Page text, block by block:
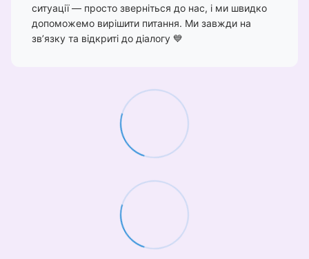
ситуації — просто зверніться до нас, і ми швидко
допоможемо вирішити питання. Ми завжди на
зв’язку та відкриті до діалогу 💙